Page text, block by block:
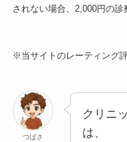
されない場合、2,000円の診
※当サイトのレーティング
つばさ
クリニ
は、